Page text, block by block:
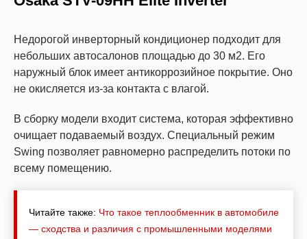
Недорогой инверторный кондиционер подходит для
небольших автосалонов площадью до 30 м2. Его
наружный блок имеет антикоррозийное покрытие. Оно
не окисляется из-за контакта с влагой.
В сборку модели входит система, которая эффективно
очищает подаваемый воздух. Специальный режим
Swing позволяет равномерно распределить потоки по
всему помещению.
Читайте также: Что такое теплообменник в автомобиле
— сходства и различия с промышленными моделями